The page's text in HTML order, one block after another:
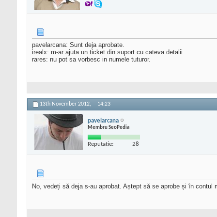
pavelarcana: Sunt deja aprobate.
irealx: m-ar ajuta un ticket din suport cu cateva detalii.
rares: nu pot sa vorbesc in numele tuturor.
13th November 2012, 14:23
pavelarcana
Membru SeoPedia
Reputatie: 28
No, vedeți să deja s-au aprobat. Aștept să se aprobe și în contul